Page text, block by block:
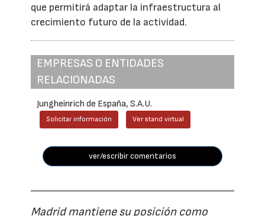
que permitirá adaptar la infraestructura al
crecimiento futuro de la actividad.
EMPRESAS O ENTIDADES
RELACIONADAS
Jungheinrich de España, S.A.U.
Solicitar información Ver stand virtual
ver/escribir comentarios
Madrid mantiene su posición como